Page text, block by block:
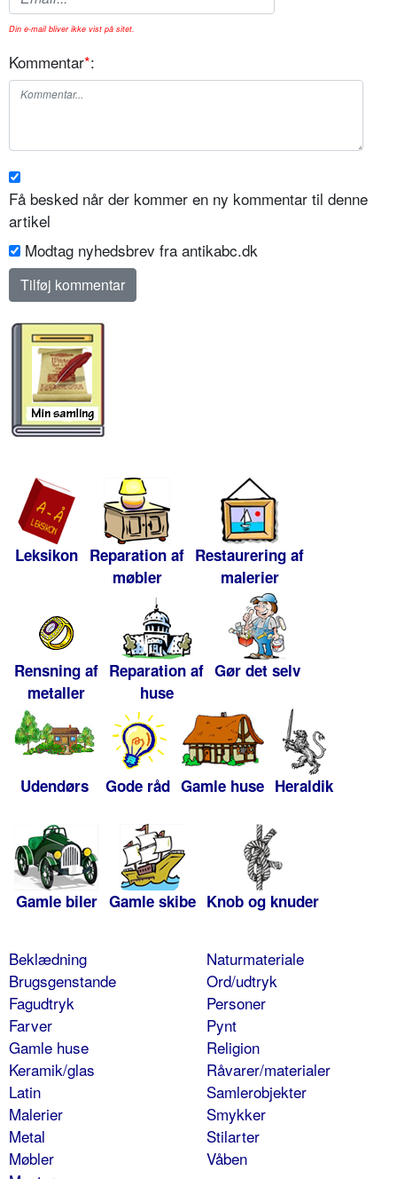
Din e-mail bliver ikke vist på sitet.
Kommentar*:
Få besked når der kommer en ny kommentar til denne
artikel
Modtag nyhedsbrev fra antikabc.dk
Leksikon Reparation af
møbler
Restaurering af
malerier
Rensning af
metaller
Reparation af
huse
Gør det selv
Udendørs Gode råd Gamle huse Heraldik
Gamle biler Gamle skibe Knob og knuder
Beklædning
Brugsgenstande
Fagudtryk
Farver
Gamle huse
Keramik/glas
Latin
Malerier
Metal
Møbler
Naturmateriale
Ord/udtryk
Personer
Pynt
Religion
Råvarer/materialer
Samlerobjekter
Smykker
Stilarter
Våben